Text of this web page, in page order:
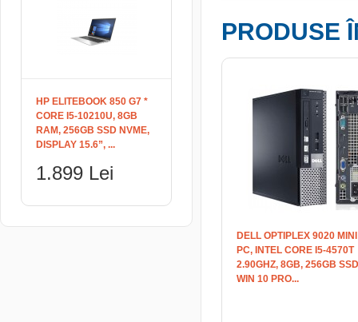
HP ELITEBOOK 850 G7 *
CORE I5-10210U, 8GB
RAM, 256GB SSD NVME,
DISPLAY 15.6”, ...
1.899 Lei
PRODUSE
DELL OPTIPLEX 9020 MINI
PC, INTEL CORE I5-4570T
2.90GHZ, 8GB, 256GB
WIN 10 PRO...